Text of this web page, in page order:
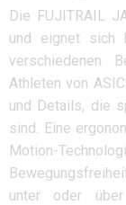
Die FUJITRAIL
und eignet sich
verschiedenen
Athleten von
und Details, die
sind. Eine
Motion-
unter oder